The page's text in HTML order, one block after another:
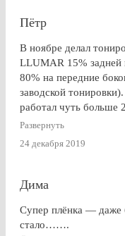
Пётр
В ноябре делал
LLUMAR 15% задней
80% на передние
заводской
работал чуть больше
профессионально.
получить гарантию
за консультацию, как
Развернуть
24 декабря 2019
Дима
Супер плёнка — даже
стало…….